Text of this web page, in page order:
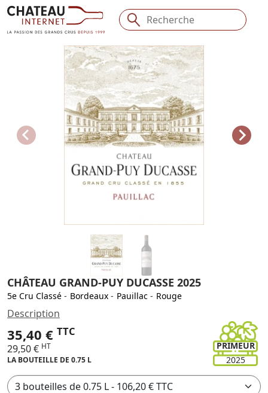
CHÂTEAU GRAND-PUY DUCASSE 2025
5e Cru Classé - Bordeaux - Pauillac - Rouge
PRIMEUR
2025
Description
35,40 € TTC
29,50 € HT
LA BOUTEILLE DE 0.75 L